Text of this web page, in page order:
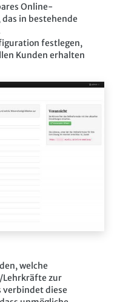
Online-
in bestehende
festlegen,
Kunden erhalten
welche
zur
verbindet diese